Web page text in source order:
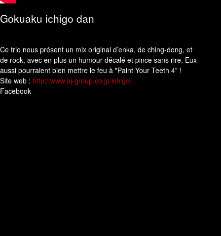
Gokuaku ichigo dan
Ce trio nous présent un mix original d’enka, de ching-dong, et
de rock, avec en plus un humour décalé et pince sans rire. Eux
aussi pourraient bien mettre le feu à "Paint Your Teeth 4" !
Site web : http://www.aj-group.co.jp/ichigo/
Facebook